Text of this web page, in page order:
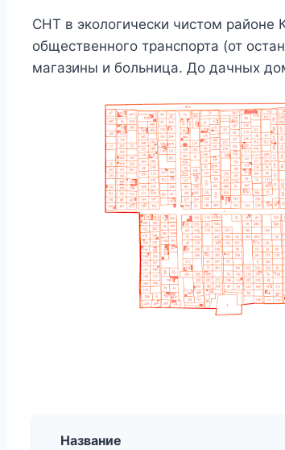
СНТ в экологически чистом районе
общественного транспорта (от
магазины и больница. До дачных
Название